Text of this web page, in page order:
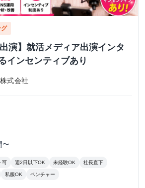
グ
演】就活メディア出演インタ
インセンティブあり
式会社
〜
可 週2日以下OK 未経験OK 社長直下
私服OK ベンチャー